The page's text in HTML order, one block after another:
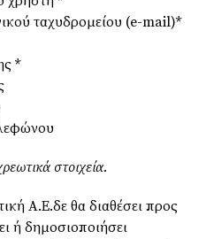
ταχυδρομείου (e-mail)*
*
στοιχεία.
Α.Ε.δε θα διαθέσει προς
ή δημοσιοποιήσει